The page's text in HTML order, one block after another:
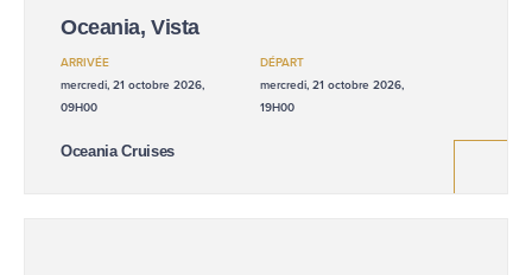
Oceania, Vista
ARRIVÉE
mercredi, 21 octobre 2026,
09H00
DÉPART
mercredi, 21 octobre 2026,
19H00
Oceania Cruises